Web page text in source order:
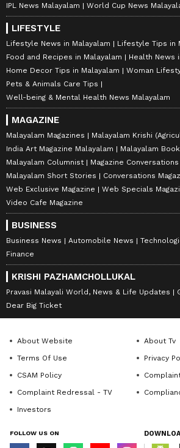
IPL News Malayalam
World Cup News
LIFESTYLE
Lifestyle News in Malayalam
Lifestyle Tips in
Food and Recipes in Malayalam
Health News
Home Decor Tips in Malayalam
Woman
Pets & Animals Care Tips
Well-being & Mental Health News Malayalam
MAGAZINE
Malayalam Magazines
Malayalam Krishi
India Art Magazine Malayalam
Malayalam
Malayalam Columnist
Magazine Conversations
Malayalam Short Stories
Conversations
Web Exclusive Magazine
Web Specials
Video Cafe Magazine
BUSINESS
Business News Automobile News
Finance
KRISHI PAZHAMCHOLLUKAL
Pravasi Malayali World, News & Life Updates
Dear Big Ticket
About Website
About Tv
Terms Of Use
Privacy
CSAM Policy
Complaint Redressal - TV
Investors
FOLLOW US ON